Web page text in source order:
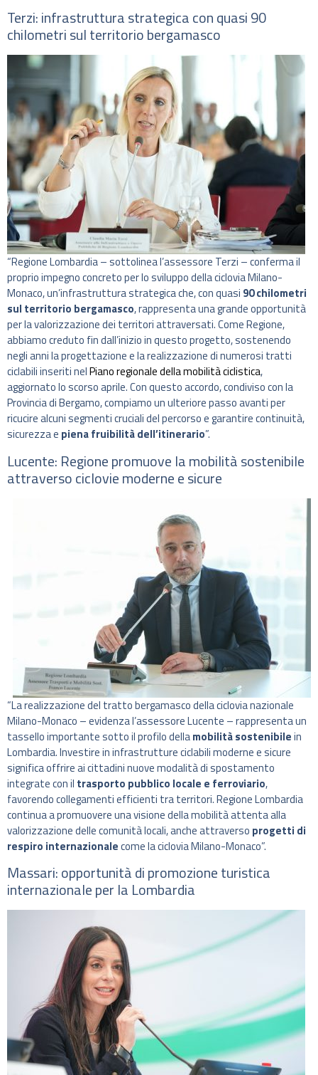
Terzi: infrastruttura strategica con quasi 90
chilometri sul territorio bergamasco
“Regione Lombardia – sottolinea l’assessore Terzi – conferma il
proprio impegno concreto per lo sviluppo della ciclovia Milano-
Monaco, un’infrastruttura strategica che, con quasi 90 chilometri
sul territorio bergamasco, rappresenta una grande opportunità
per la valorizzazione dei territori attraversati. Come Regione,
abbiamo creduto fin dall’inizio in questo progetto, sostenendo
negli anni la progettazione e la realizzazione di numerosi tratti
ciclabili inseriti nelPiano regionale della mobilità ciclistica,
aggiornato lo scorso aprile. Con questo accordo, condiviso con la
Provincia di Bergamo, compiamo un ulteriore passo avanti per
ricucire alcuni segmenti cruciali del percorso e garantire continuità,
sicurezza e piena fruibilità dell’itinerario”.
Lucente: Regione promuove la mobilità sostenibile
attraverso ciclovie moderne e sicure
“La realizzazione del tratto bergamasco della ciclovia nazionale
Milano-Monaco – evidenza l’assessore Lucente – rappresenta un
tassello importante sotto il profilo dellamobilità sostenibilein
Lombardia. Investire in infrastrutture ciclabili moderne e sicure
significa offrire ai cittadini nuove modalità di spostamento
integrate con il trasporto pubblico locale e ferroviario,
favorendo collegamenti efficienti tra territori. Regione Lombardia
continua a promuovere una visione della mobilità attenta alla
valorizzazione delle comunità locali, anche attraverso progetti di
respiro internazionalecome la ciclovia Milano-Monaco”.
Massari: opportunità di promozione turistica
internazionale per la Lombardia